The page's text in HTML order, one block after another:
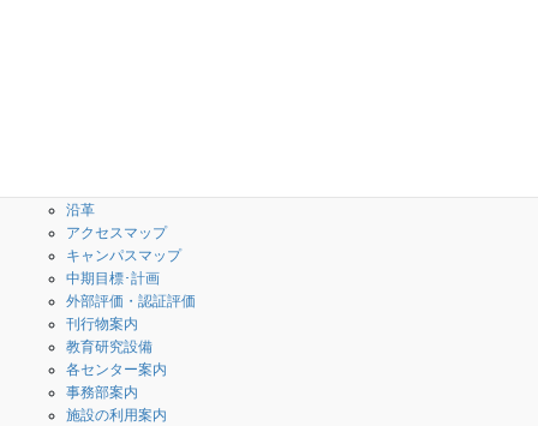
沿革
アクセスマップ
キャンパスマップ
中期目標･計画
外部評価・認証評価
刊行物案内
教育研究設備
各センター案内
事務部案内
施設の利用案内